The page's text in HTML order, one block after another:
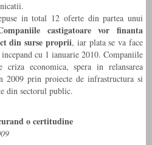
in total 12 oferte din partea unui
castigatoare vor finanta
din surse proprii, iar plata se va face
cu 1 ianuarie 2010. Companiile
economica, spera in relansarea
2009 prin proiecte de infras­tructura si
din sectorul public.
o certitudine